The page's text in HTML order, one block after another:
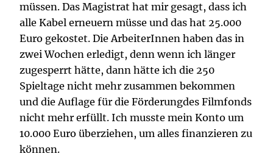
müssen. Das Magistrat hat mir gesagt, dass ich
alle Kabel erneuern müsse und das hat 25.000
Euro gekostet. Die ArbeiterInnen haben das in
zwei Wochen erledigt, denn wenn ich länger
zugesperrt hätte, dann hätte ich die 250
Spieltage nicht mehr zusammen bekommen
und die Auflage für die Förderungdes Filmfonds
nicht mehr erfüllt. Ich musste mein Konto um
10.000 Euro überziehen, um alles finanzieren zu
können.